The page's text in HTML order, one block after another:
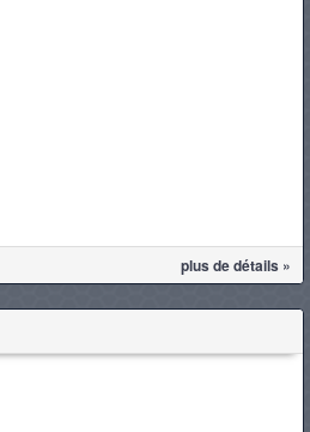
plus de détails »